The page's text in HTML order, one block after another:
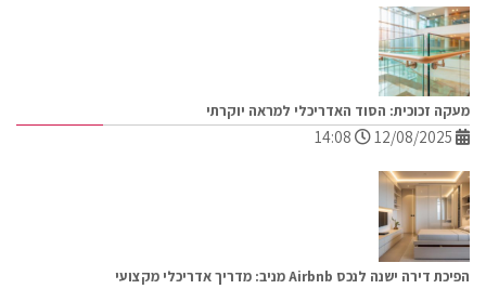
מעקה זכוכית: הסוד האדריכלי למראה יוקרתי
הפיכת דירה ישנה לנכס Airbnb מניב: מדריך אדריכלי מקצועי